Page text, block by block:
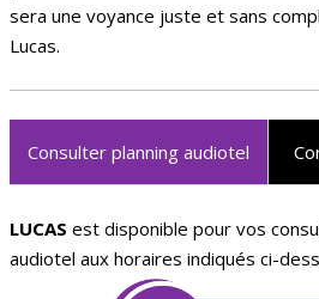
sera une voyance juste et sans
Lucas.
Consulter planning audiotel
LUCAS est disponible pour vos
audiotel aux horaires indiqués ci-